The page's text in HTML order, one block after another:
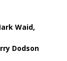
Waid,
Dodson